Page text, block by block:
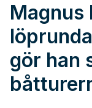
Magnus
gör han